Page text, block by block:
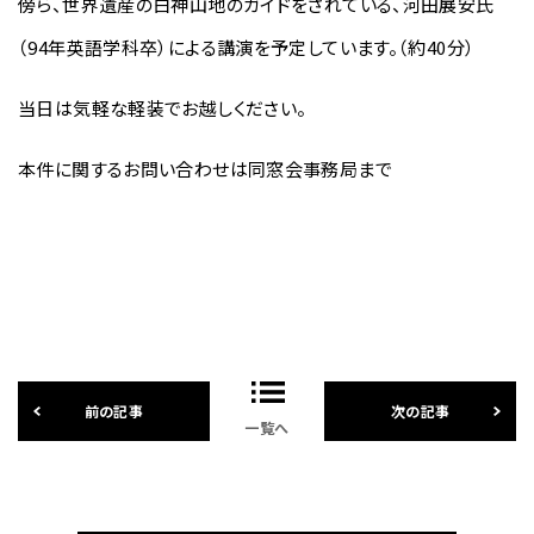
（94年英語学科卒）による講演を予定しています。（約40分）
当日は気軽な軽装でお越しください。
本件に関するお問い合わせは同窓会事務局まで
一覧へ